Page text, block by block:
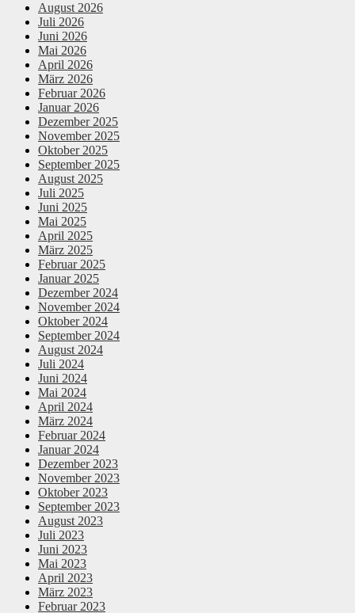
August 2026
Juli 2026
Juni 2026
Mai 2026
April 2026
März 2026
Februar 2026
Januar 2026
Dezember 2025
November 2025
Oktober 2025
September 2025
August 2025
Juli 2025
Juni 2025
Mai 2025
April 2025
März 2025
Februar 2025
Januar 2025
Dezember 2024
November 2024
Oktober 2024
September 2024
August 2024
Juli 2024
Juni 2024
Mai 2024
April 2024
März 2024
Februar 2024
Januar 2024
Dezember 2023
November 2023
Oktober 2023
September 2023
August 2023
Juli 2023
Juni 2023
Mai 2023
April 2023
März 2023
Februar 2023